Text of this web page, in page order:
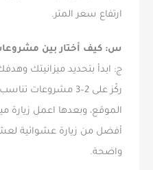
ارتفاع سعر المتر.
س: كيف أختار بين مشروعات
ج: ابدأ بتحديد ميزانيتك
ركّز على 2–3
الموقع، وبعدها اعمل زيارة
أفضل من زيارة عشوائية
واضحة.